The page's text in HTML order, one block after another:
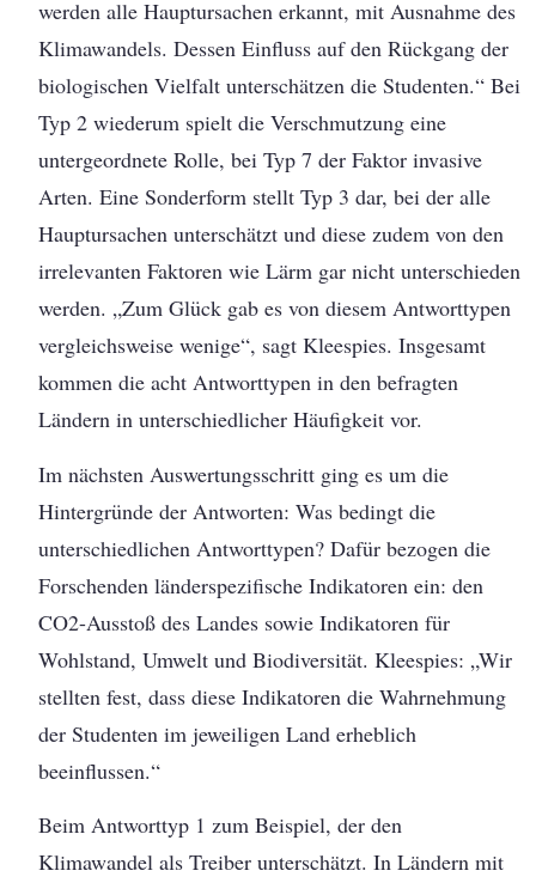
werden alle Hauptursachen erkannt, mit Ausnahme des
Klimawandels. Dessen Einfluss auf den Rückgang der
biologischen Vielfalt unterschätzen die Studenten.“ Bei
Typ 2 wiederum spielt die Verschmutzung eine
untergeordnete Rolle, bei Typ 7 der Faktor invasive
Arten. Eine Sonderform stellt Typ 3 dar, bei der alle
Hauptursachen unterschätzt und diese zudem von den
irrelevanten Faktoren wie Lärm gar nicht unterschieden
werden. „Zum Glück gab es von diesem Antworttypen
vergleichsweise wenige“, sagt Kleespies. Insgesamt
kommen die acht Antworttypen in den befragten
Ländern in unterschiedlicher Häufigkeit vor.
Im nächsten Auswertungsschritt ging es um die
Hintergründe der Antworten: Was bedingt die
unterschiedlichen Antworttypen? Dafür bezogen die
Forschenden länderspezifische Indikatoren ein: den
CO2-Ausstoß des Landes sowie Indikatoren für
Wohlstand, Umwelt und Biodiversität. Kleespies: „Wir
stellten fest, dass diese Indikatoren die Wahrnehmung
der Studenten im jeweiligen Land erheblich
beeinflussen.“
Beim Antworttyp 1 zum Beispiel, der den
Klimawandel als Treiber unterschätzt. In Ländern mit